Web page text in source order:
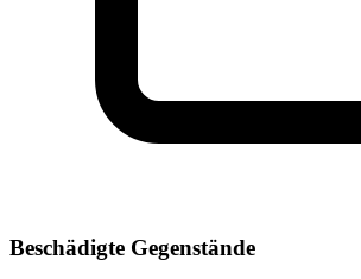
Beschädigte Gegenstände